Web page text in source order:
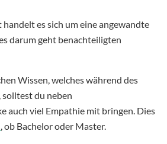
es sich um eine angewandte
darum geht benachteiligten
Wissen, welches während des
du neben
auch viel Empathie mit bringen. Dies
, ob Bachelor oder Master.